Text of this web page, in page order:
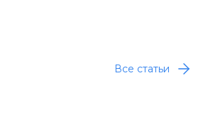
Все статьи